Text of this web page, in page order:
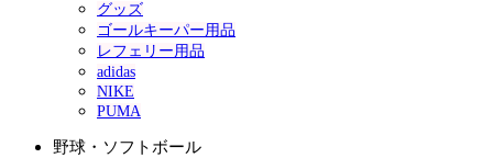
グッズ
ゴールキーパー用品
レフェリー用品
adidas
NIKE
PUMA
野球・ソフトボール